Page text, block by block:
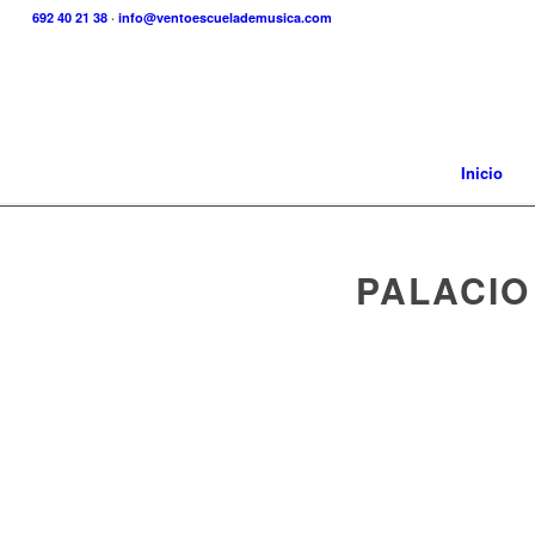
692 40 21 38· info@ventoescuelademusica.com
Inicio